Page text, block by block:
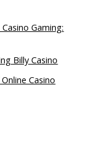
Gaming:
Billy Casino
Casino